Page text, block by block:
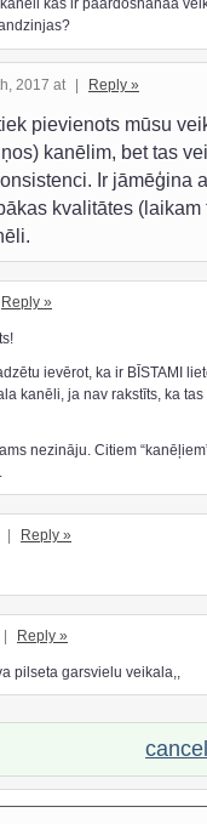
kas ir paardoshanaa
2017 at | Reply »
pievienots mūsu
kanēlim, bet tas
Ir jāmēģina
kvalitātes (laikam
Reply »
ievērot, ka ir BĪSTAMI
kanēli, ja nav rakstīts, ka tas
nezināju. Citiem
Reply »
| Reply »
pilseta garsvielu veikala,,